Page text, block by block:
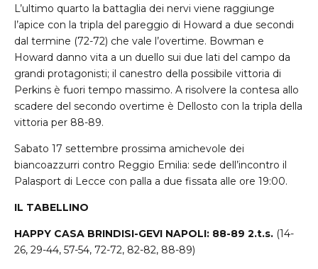
L’ultimo quarto la battaglia dei nervi viene raggiunge
l’apice con la tripla del pareggio di Howard a due secondi
dal termine (72-72) che vale l’overtime. Bowman e
Howard danno vita a un duello sui due lati del campo da
grandi protagonisti; il canestro della possibile vittoria di
Perkins è fuori tempo massimo. A risolvere la contesa allo
scadere del secondo overtime è Dellosto con la tripla della
vittoria per 88-89.
Sabato 17 settembre prossima amichevole dei
biancoazzurri contro Reggio Emilia: sede dell’incontro il
Palasport di Lecce con palla a due fissata alle ore 19:00.
IL TABELLINO
HAPPY CASA BRINDISI-GEVI NAPOLI: 88-89 2.t.s. (14-
26, 29-44, 57-54, 72-72, 82-82, 88-89)